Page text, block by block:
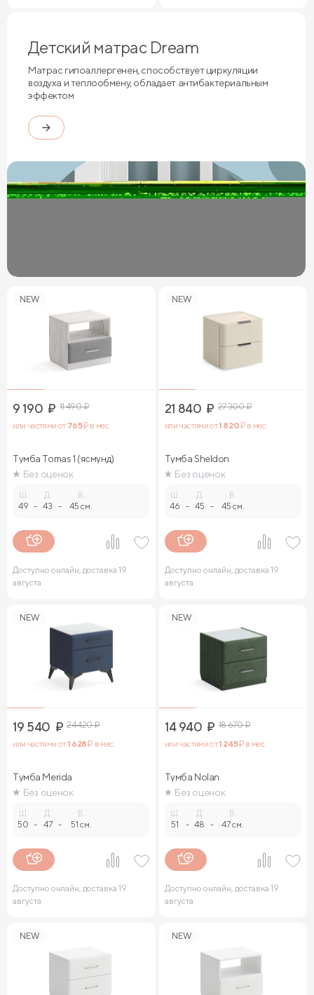
Детский матрас Dream
Матрас гипоаллергенен, способствует циркуляции
воздуха и теплообмену, обладает антибактериальным
эффектом
NEW
9 190 ₽ 11 490₽
или частями от 765₽ в мес.
Тумба Tomas 1 (ясмунд)
Без оценок
49 -
Д.
43 -
В.
45 см.
Доступно онлайн, доставка 19
августа
NEW
21 840 ₽ 27 300₽
или частями от1 820₽ в мес.
Тумба Sheldon
Без оценок
46 -
Д.
45 -
В.
45 см.
Доступно онлайн, доставка 19
августа
NEW
19 540 ₽ 24 420₽
или частями от1 628₽ в мес.
Тумба Merida
Без оценок
50 -
Д.
47 -
В.
51 см.
Доступно онлайн, доставка 19
августа
NEW
14 940 ₽ 18 670₽
или частями от1 245₽ в мес.
Тумба Nolan
Без оценок
51 -
Д.
48 -
В.
47 см.
Доступно онлайн, доставка 19
августа
NEW NEW